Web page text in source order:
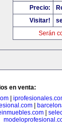
Precio:
Visitar!
Serán
en venta:
|